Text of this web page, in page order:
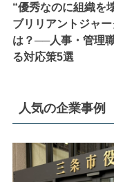
“優秀なのに組織を
ブリリアントジャー
は？──人事・管理
る対応策5選
人気の企業事例